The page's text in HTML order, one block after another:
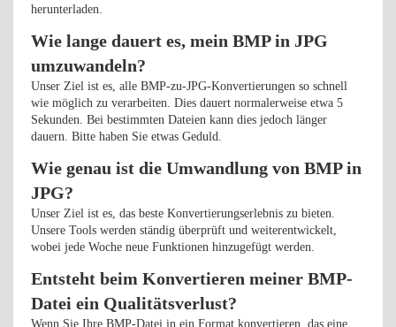
herunterladen.
Wie lange dauert es, mein BMP in JPG
umzuwandeln?
Unser Ziel ist es, alle BMP-zu-JPG-Konvertierungen so schnell
wie möglich zu verarbeiten. Dies dauert normalerweise etwa 5
Sekunden. Bei bestimmten Dateien kann dies jedoch länger
dauern. Bitte haben Sie etwas Geduld.
Wie genau ist die Umwandlung von BMP in
JPG?
Unser Ziel ist es, das beste Konvertierungserlebnis zu bieten.
Unsere Tools werden ständig überprüft und weiterentwickelt,
wobei jede Woche neue Funktionen hinzugefügt werden.
Entsteht beim Konvertieren meiner BMP-
Datei ein Qualitätsverlust?
Wenn Sie Ihre BMP-Datei in ein Format konvertieren, das eine